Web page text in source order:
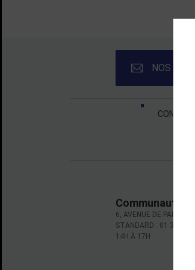
NOS
LiensCONTACT
Communauté
6, AVENUE DE PARIS -
STANDARD : 01 39 66
14H À 17H